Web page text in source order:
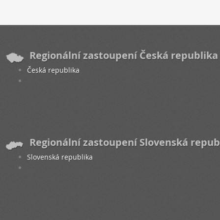
Regionální zastoupení Česká republika
Česká republika
Regionální zastoupení Slovenská
Slovenská republika